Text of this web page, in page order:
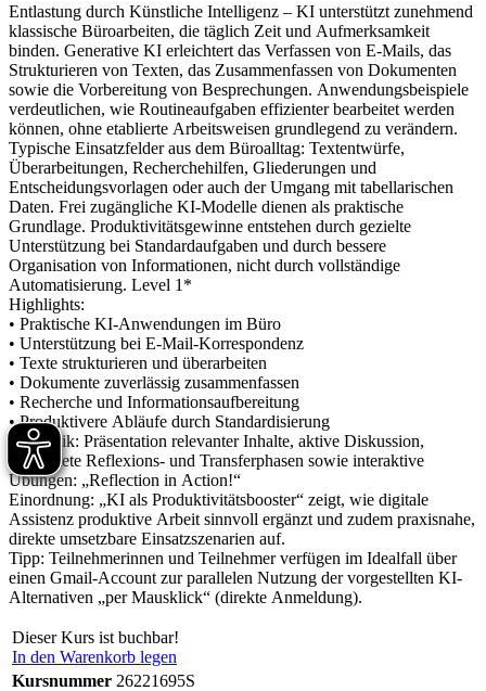
Entlastung durch Künstliche Intelligenz – KI unterstützt zunehmend
klassische Büroarbeiten, die täglich Zeit und Aufmerksamkeit
binden. Generative KI erleichtert das Verfassen von E‑Mails, das
Strukturieren von Texten, das Zusammenfassen von Dokumenten
sowie die Vorbereitung von Besprechungen. Anwendungsbeispiele
verdeutlichen, wie Routineaufgaben effizienter bearbeitet werden
können, ohne etablierte Arbeitsweisen grundlegend zu verändern.
Typische Einsatzfelder aus dem Büroalltag: Textentwürfe,
Überarbeitungen, Recherchehilfen, Gliederungen und
Entscheidungsvorlagen oder auch der Umgang mit tabellarischen
Daten. Frei zugängliche KI‑Modelle dienen als praktische
Grundlage. Produktivitätsgewinne entstehen durch gezielte
Unterstützung bei Standardaufgaben und durch bessere
Organisation von Informationen, nicht durch vollständige
Automatisierung. Level 1*
Highlights:
• Praktische KI‑Anwendungen im Büro
• Unterstützung bei E‑Mail‑Korrespondenz
• Texte strukturieren und überarbeiten
• Dokumente zuverlässig zusammenfassen
• Recherche und Informationsaufbereitung
• Produktivere Abläufe durch Standardisierung
Methodik: Präsentation relevanter Inhalte, aktive Diskussion,
angeleitete Reflexions- und Transferphasen sowie interaktive
Übungen: „Reflection in Action!“
Einordnung: „KI als Produktivitätsbooster“ zeigt, wie digitale
Assistenz produktive Arbeit sinnvoll ergänzt und zudem praxisnahe,
direkte umsetzbare Einsatzszenarien auf.
Tipp: Teilnehmerinnen und Teilnehmer verfügen im Idealfall über
einen Gmail-Account zur parallelen Nutzung der vorgestellten KI-
Alternativen „per Mausklick“ (direkte Anmeldung).
Dieser Kurs ist buchbar!
In den Warenkorb legen
Kursnummer 26221695S